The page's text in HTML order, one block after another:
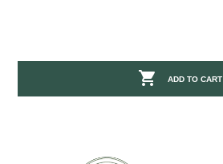
 ADD TO CART